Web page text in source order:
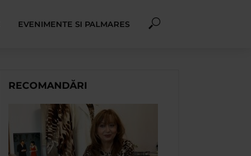
EVENIMENTE SI PALMARES
RECOMANDĂRI